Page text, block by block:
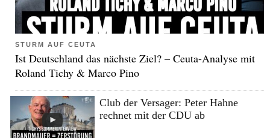
STURM AUF CEUTA
Ist Deutschland das nächste Ziel? – Ceuta-Analyse mit
Roland Tichy & Marco Pino
Club der Versager: Peter Hahne
rechnet mit der CDU ab